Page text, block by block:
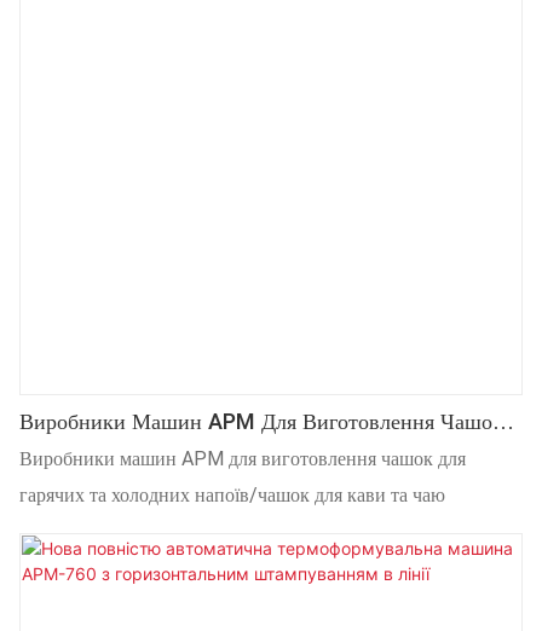
Виробники Машин APM Для Виготовлення Чашок
Для Гарячих Та Холодних Напоїв/чашок Для Кави
Та Чаю
Виробники машин APM для виготовлення чашок для
гарячих та холодних напоїв/чашок для кави та чаю